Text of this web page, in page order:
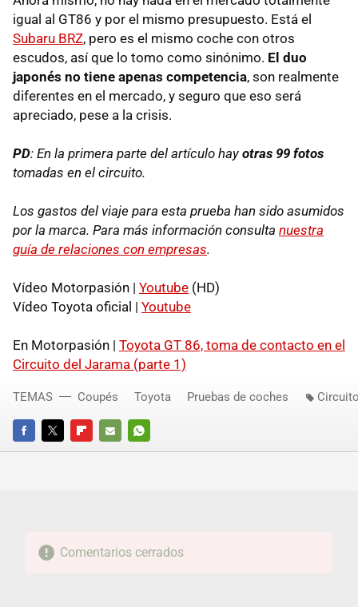
igual al GT86 y por el mismo presupuesto. Está el
Subaru BRZ, pero es el mismo coche con otros
escudos, así que lo tomo como sinónimo. El duo
japonés no tiene apenas competencia, son realmente
diferentes en el mercado, y seguro que eso será
apreciado, pese a la crisis.
PD: En la primera parte del artículo hayotras 99 fotos
tomadas en el circuito.
Los gastos del viaje para esta prueba han sido asumidos
por la marca. Para más información consulta nuestra
guía de relaciones con empresas.
Vídeo Motorpasión | Youtube (HD)
Vídeo Toyota oficial | Youtube
En Motorpasión | Toyota GT 86, toma de contacto en el
Circuito del Jarama (parte 1)
FACEBOOKTWITTERFLIPBOARD
E-
WHATSAPP
TEMAS Coupés Toyota Pruebas de coches
Comentarios cerrados